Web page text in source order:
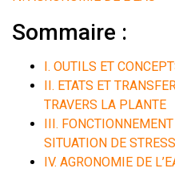
Sommaire :
I. OUTILS ET
II. ETATS ET
TRAVERS LA PLANTE
III.
SITUATION DE
IV. AGRONOMIE DE